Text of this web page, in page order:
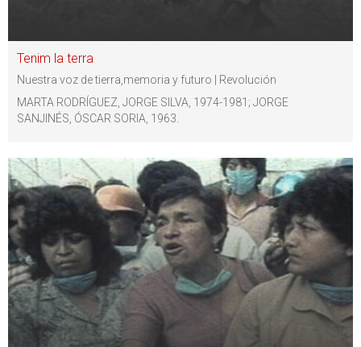
Tenim la terra
Nuestra voz de tierra,memoria y futuro | Revolución
MARTA RODRÍGUEZ, JORGE SILVA, 1974-1981; JORGE
SANJINÉS, ÓSCAR SORIA, 1963.